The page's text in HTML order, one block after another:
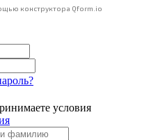
конструктора Qform.io
условия